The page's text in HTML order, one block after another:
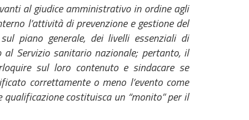
al giudice amministrativo in ordine agli
l’attività di prevenzione e gestione del
piano generale, dei livelli essenziali di
Servizio sanitario nazionale; pertanto, il
sul loro contenuto e sindacare se
correttamente o meno l’evento come
costituisca un “monito” per il